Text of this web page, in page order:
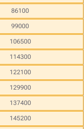
86100
99000
106500
114300
122100
129900
137400
145200